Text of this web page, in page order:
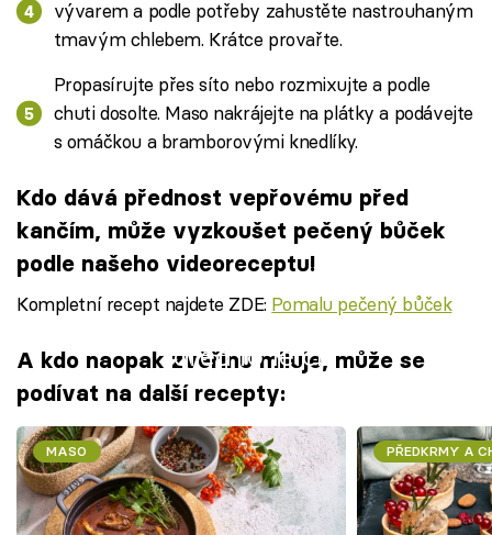
vývarem a podle potřeby zahustěte nastrouhaným
tmavým chlebem. Krátce provařte.
Propasírujte přes síto nebo rozmixujte a podle
chuti dosolte. Maso nakrájejte na plátky a podávejte
s omáčkou a bramborovými knedlíky.
Kdo dává přednost vepřovému před
kančím, může vyzkoušet pečený bůček
podle našeho videoreceptu!
Kompletní recept najdete ZDE: Pomalu pečený bůček
Failed to fetch
A kdo naopak zvěřinu miluje, může se
podívat na další recepty:
MASO PŘEDKRMY A